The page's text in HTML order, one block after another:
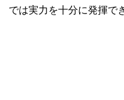
では実力を十分に発揮で